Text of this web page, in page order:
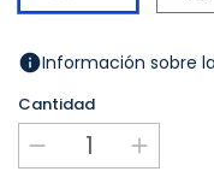
Información sobre
Cantidad